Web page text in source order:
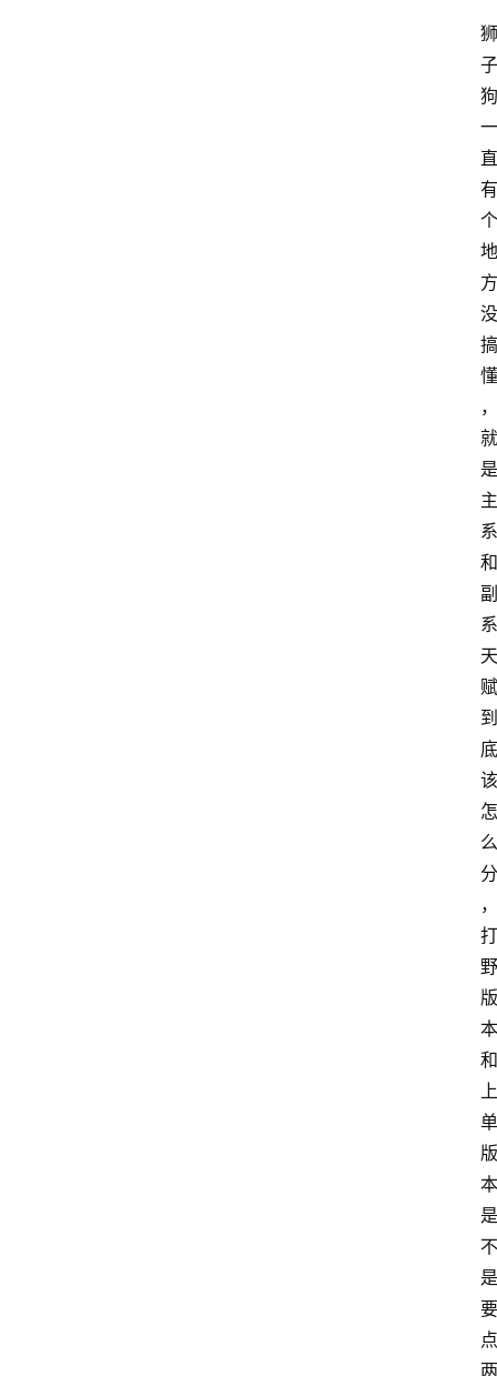
狮
子
狗
一
直
有
个
地
方
没
搞
懂
，
就
是
主
系
和
副
系
天
赋
到
底
该
怎
么
分
，
打
野
版
本
和
上
单
版
本
是
不
是
要
点
两